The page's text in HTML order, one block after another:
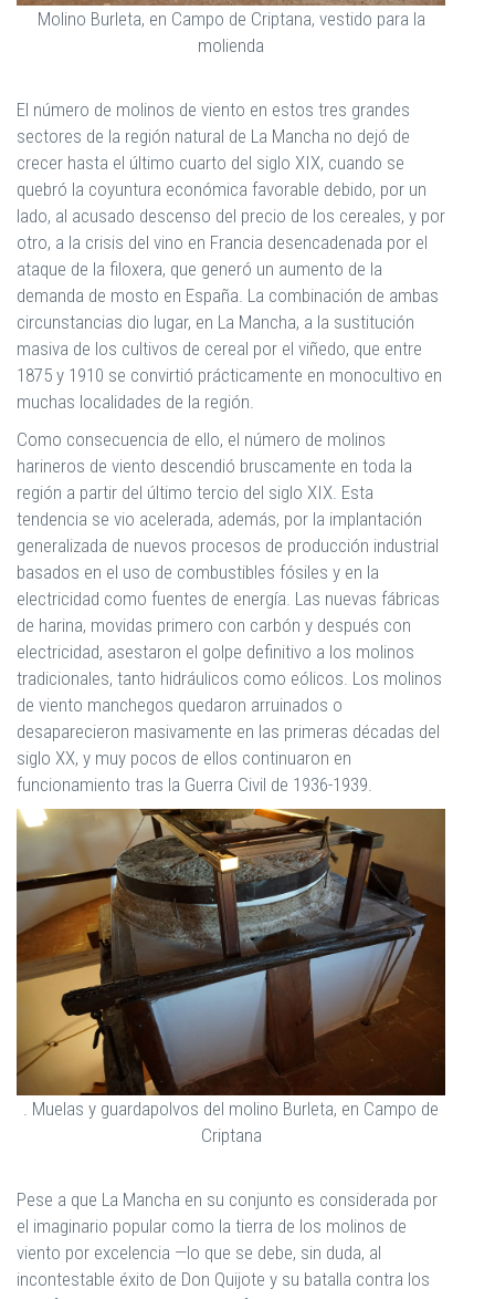
Molino Burleta, en Campo de Criptana, vestido para la
molienda
El número de molinos de viento en estos tres grandes
sectores de la región natural de La Mancha no dejó de
crecer hasta el último cuarto del siglo XIX, cuando se
quebró la coyuntura económica favorable debido, por un
lado, al acusado descenso del precio de los cereales, y por
otro, a la crisis del vino en Francia desencadenada por el
ataque de la filoxera, que generó un aumento de la
demanda de mosto en España. La combinación de ambas
circunstancias dio lugar, en La Mancha, a la sustitución
masiva de los cultivos de cereal por el viñedo, que entre
1875 y 1910 se convirtió prácticamente en monocultivo en
muchas localidades de la región.
Como consecuencia de ello, el número de molinos
harineros de viento descendió bruscamente en toda la
región a partir del último tercio del siglo XIX. Esta
tendencia se vio acelerada, además, por la implantación
generalizada de nuevos procesos de producción industrial
basados en el uso de combustibles fósiles y en la
electricidad como fuentes de energía. Las nuevas fábricas
de harina, movidas primero con carbón y después con
electricidad, asestaron el golpe definitivo a los molinos
tradicionales, tanto hidráulicos como eólicos. Los molinos
de viento manchegos quedaron arruinados o
desaparecieron masivamente en las primeras décadas del
siglo XX, y muy pocos de ellos continuaron en
funcionamiento tras la Guerra Civil de 1936-1939.
. Muelas y guardapolvos del molino Burleta, en Campo de
Criptana
Pese a que La Mancha en su conjunto es considerada por
el imaginario popular como la tierra de los molinos de
viento por excelencia —lo que se debe, sin duda, al
incontestable éxito de Don Quijote y su batalla contra los